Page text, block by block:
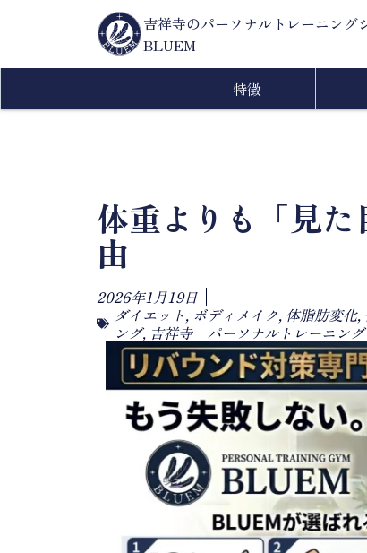
吉祥寺のパーソナルトレーニング
BLUEM
特徴
体重よりも「見
由
2026年1月19日
ダイエット, ボディメイク, 体脂肪変化,
ング, 吉祥寺 パーソナルトレーニング